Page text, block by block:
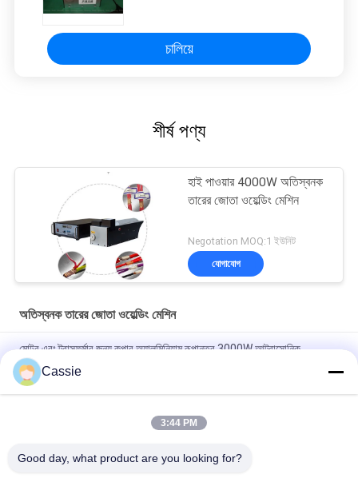
চালিয়ে
শীর্ষ পণ্য
হাই পাওয়ার 4000W অতিস্বনক
তারের জোতা ওয়েল্ডিং মেশিন
Negotation MOQ:1 ইউনিট
যোগাযোগ
অতিস্বনক তারের জোতা ওয়েল্ডিং মেশিন
মোটর এবং ট্রান্সফর্মার জন্য কপার অ্যালুমিনিয়াম রূপান্তর 3000W আল্ট্রাসোনিক
eldালাই
ঝালাই তামা তারের বৈদ্যুতিক সংযোগ প্রক্রিয়া জন্য 20Khz অতিস্বনক তারের জোতা
Cassie
3:44 PM
Good day, what product are you looking for?